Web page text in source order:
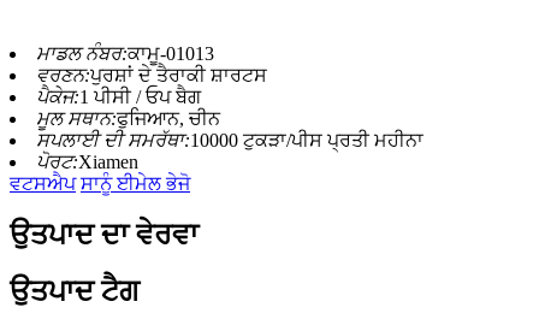
ਮਾਡਲ ਨੰਬਰ:ਕਾਮੂ-01013
ਵਰਣਨ:ਪੁਰਸ਼ਾਂ ਦੇ ਤੈਰਾਕੀ ਸ਼ਾਰਟਸ
ਪੈਕੇਜ:1 ਪੀਸੀ / ਓਪ ਬੈਗ
ਮੂਲ ਸਥਾਨ:ਫੁਜਿਆਨ, ਚੀਨ
ਸਪਲਾਈ ਦੀ ਸਮਰੱਥਾ:10000 ਟੁਕੜਾ/ਪੀਸ ਪ੍ਰਤੀ ਮਹੀਨਾ
ਪੋਰਟ:Xiamen
ਵਟਸਐਪ ਸਾਨੂੰ ਈਮੇਲ ਭੇਜੋ
ਉਤਪਾਦ ਦਾ ਵੇਰਵਾ
ਉਤਪਾਦ ਟੈਗ